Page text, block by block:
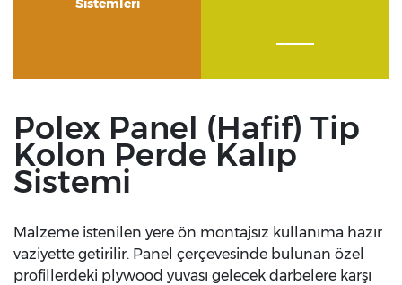
Sistemleri
Polex Panel (Hafif) Tip
Kolon Perde Kalıp
Sistemi
Malzeme istenilen yere ön montajsız kullanıma hazır
vaziyette getirilir. Panel çerçevesinde bulunan özel
profillerdeki plywood yuvası gelecek darbelere karşı